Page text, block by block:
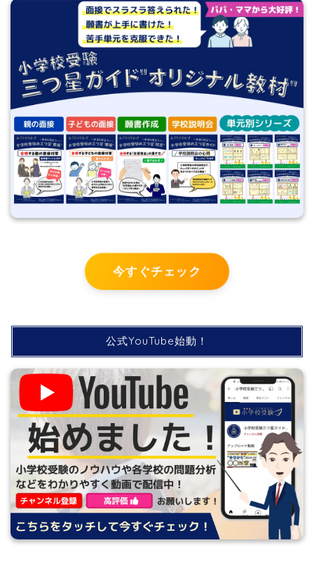
今すぐチェック
公式YouTube始動！